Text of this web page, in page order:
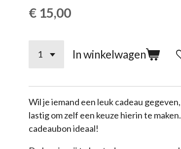
€ 15,00
In winkelwagen
Wil je iemand een leuk cadeau
lastig om zelf een keuze hierin te
cadeaubon ideaal!